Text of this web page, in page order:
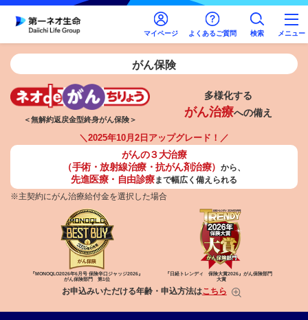
マイページ よくあるご質問 検索 メニュー
がん保険
＜無解約返戻金型終身がん保険＞
多様化する
がん治療への備え
＼2025年10月2日アップグレード！／
がんの３大治療
（手術・放射線治療・抗がん剤治療） から、
先進医療・自由診療まで幅広く備えられる
※主契約にがん治療給付金を選択した場合
『MONOQLO2026年6月号保険辛口ジャッジ2026』
がん保険部門 第1位
『日経トレンディ 保険大賞2026』がん保険部門
大賞
お申込みいただける年齢・申込方法はこちら